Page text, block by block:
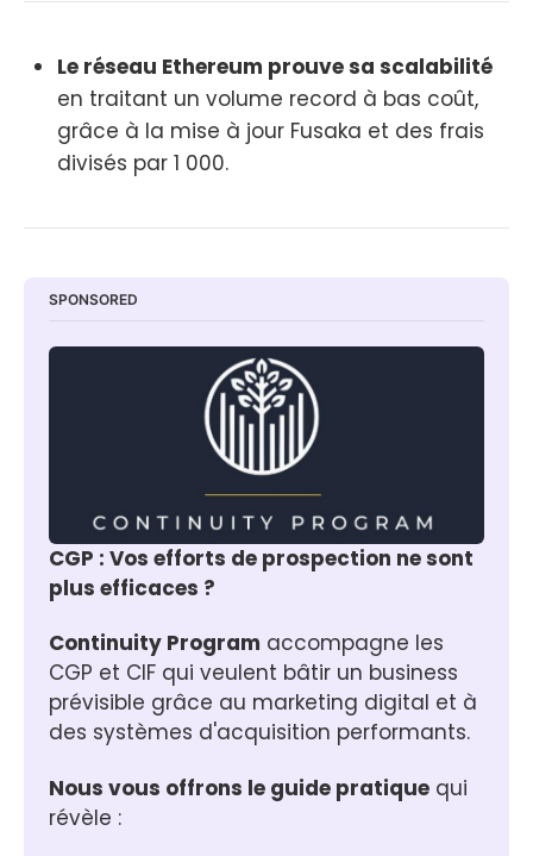
Le réseau Ethereum prouve sa scalabilité
en traitant un volume record à bas coût,
grâce à la mise à jour Fusaka et des frais
divisés par 1 000.
SPONSORED
CGP : Vos efforts de prospection ne sont
plus efficaces ?
Continuity Program accompagne les
CGP et CIF qui veulent bâtir un business
prévisible grâce au marketing digital et à
des systèmes d'acquisition performants.
Nous vous offrons le guide pratique qui
révèle :